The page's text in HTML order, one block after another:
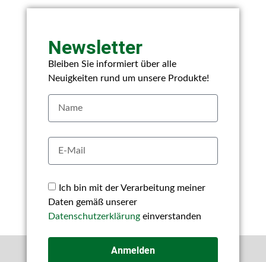
Newsletter
Bleiben Sie informiert über alle
Neuigkeiten rund um unsere Produkte!
Ich bin mit der Verarbeitung meiner
Daten gemäß unserer
Datenschutzerklärungeinverstanden
Anmelden